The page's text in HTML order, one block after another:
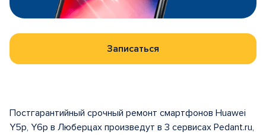
Записаться
Постгарантийный срочный ремонт смартфонов Huawei
Y5p, Y6p в Люберцах произведут в 3 сервисах Pedant.ru,